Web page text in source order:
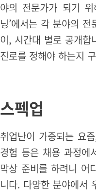
야의 전문가가 되기 위
닝’에서는 각 분야의
이, 시간대 별로 공개합
진로를 정해야 하는지
스펙업
취업난이 가중되는 요
경험 등은 채용 과정에
막상 준비를 하려니 어
니다. 다양한 분야에서